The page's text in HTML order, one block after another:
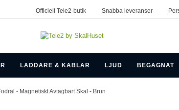
Officiell Tele2-butik Snabba leveranser
LADDARE & KABLAR LJUD BEGAGNAT
- Magnetiskt Avtagbart Skal - Brun